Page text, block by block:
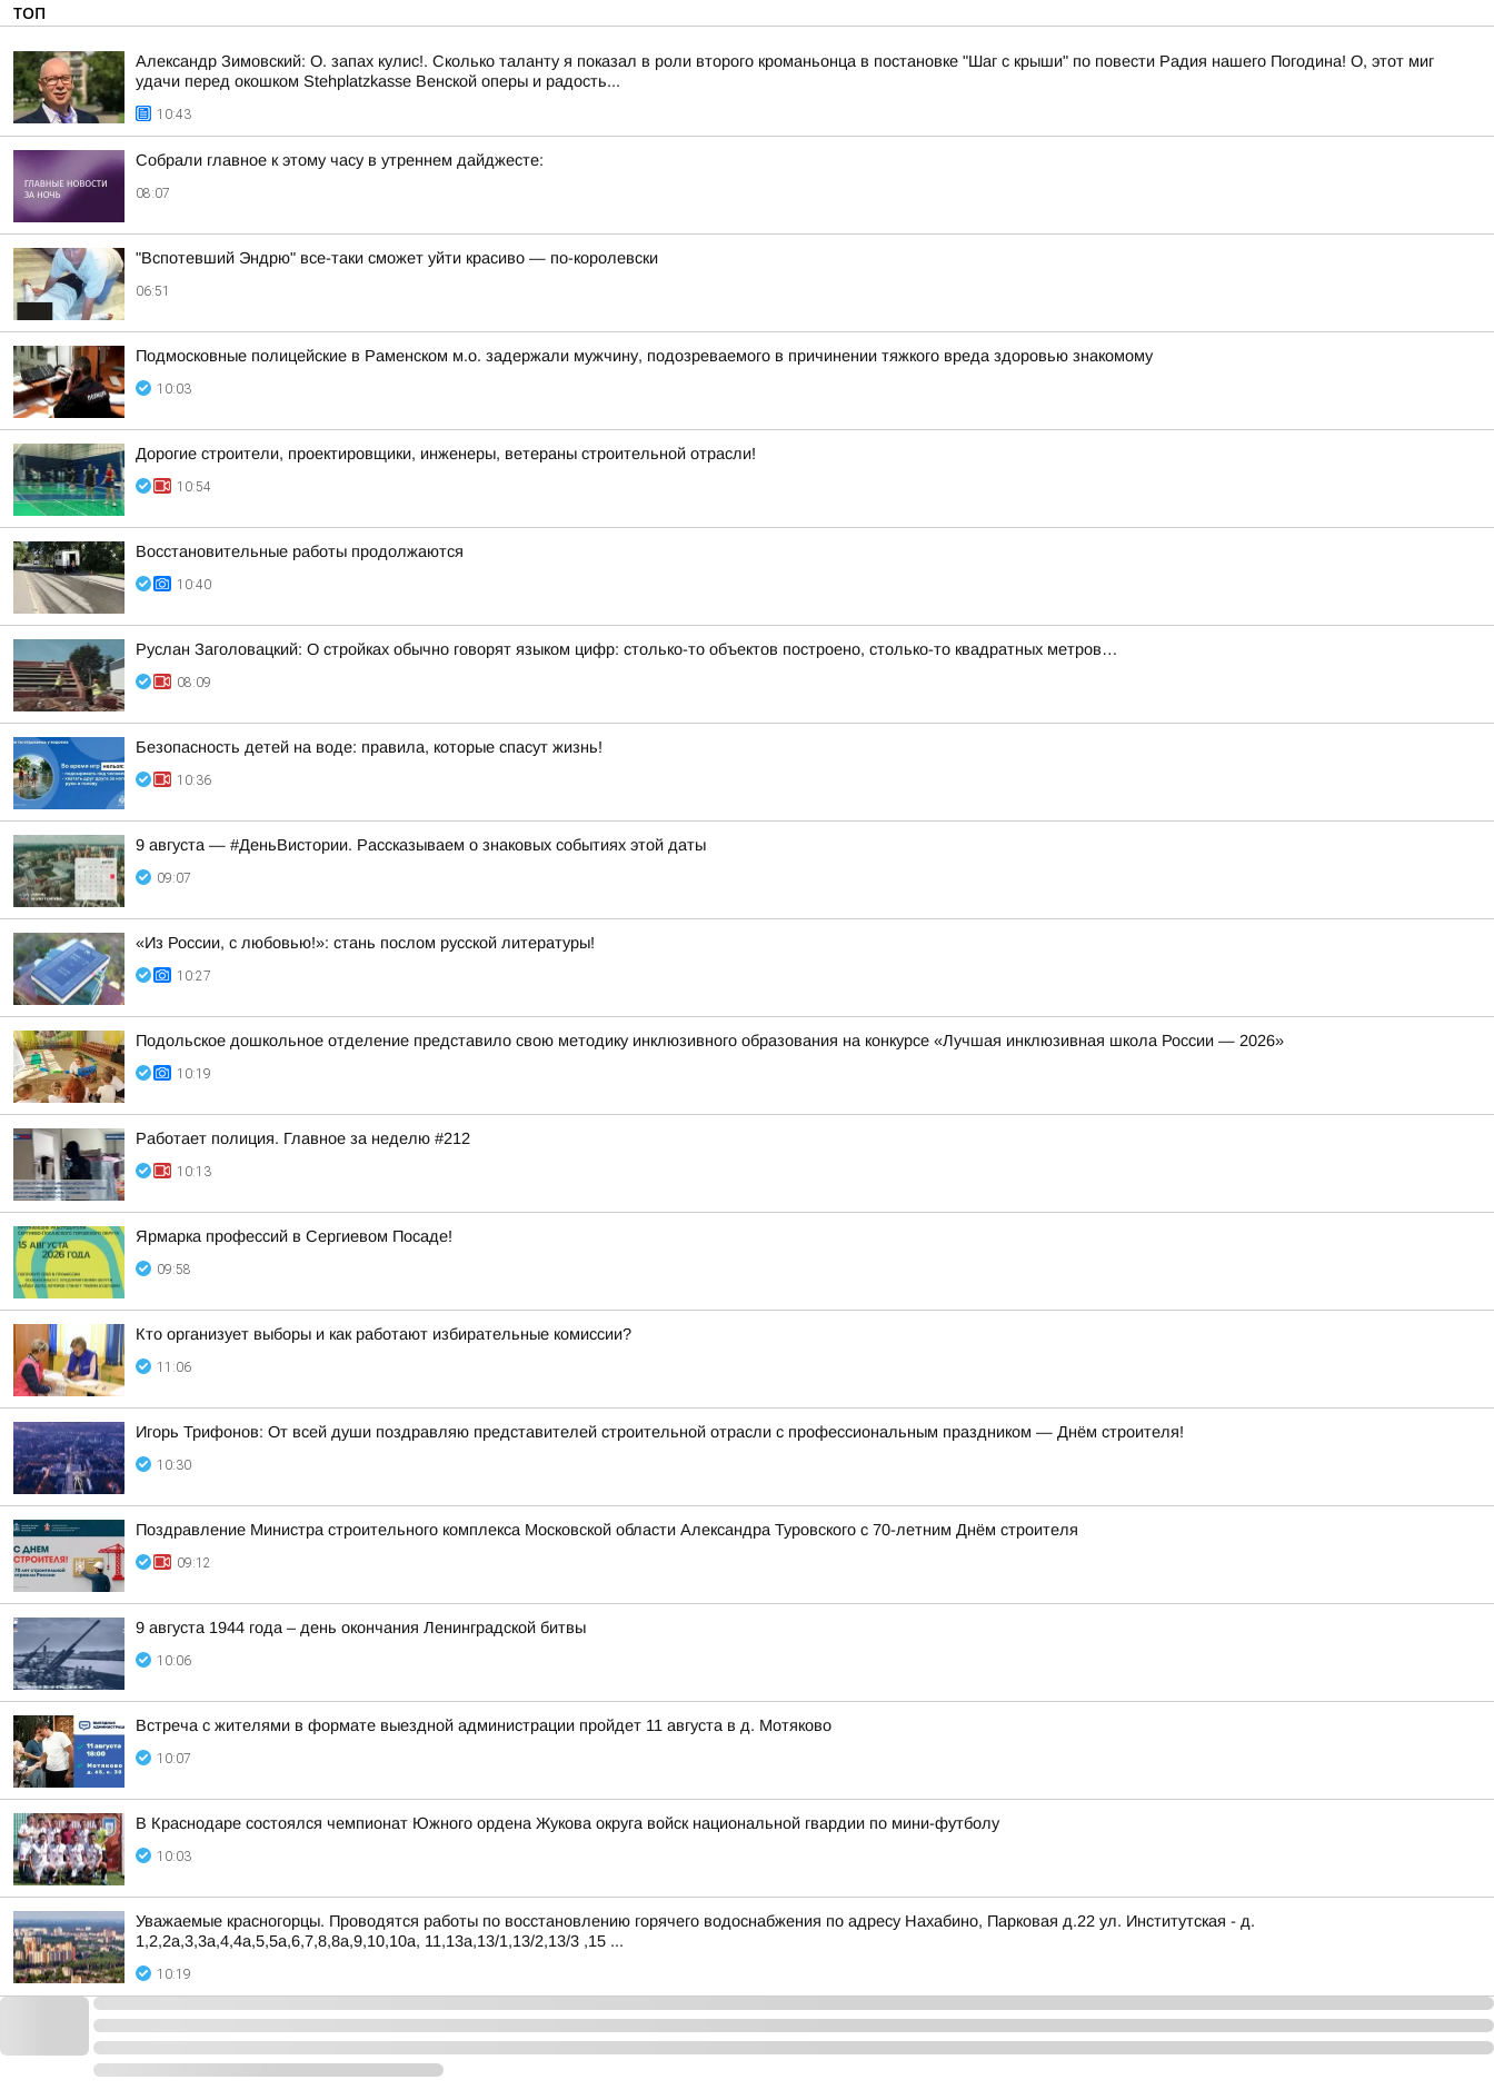
ТОП
Александр Зимовский: О. запах кулис!. Сколько таланту я показал в роли второго кроманьонца в постановке "Шаг с крыши" по повести Радия нашего Погодина! О, этот миг
удачи перед окошком Stehplatzkasse Венской оперы и радость...
10:43
Собрали главное к этому часу в утреннем дайджесте:
08:07
"Вспотевший Эндрю" все-таки сможет уйти красиво — по-королевски
06:51
Подмосковные полицейские в Раменском м.о. задержали мужчину, подозреваемого в причинении тяжкого вреда здоровью знакомому
10:03
Дорогие строители, проектировщики, инженеры, ветераны строительной отрасли!
10:54
Восстановительные работы продолжаются
10:40
Руслан Заголовацкий: О стройках обычно говорят языком цифр: столько-то объектов построено, столько-то квадратных метров…
08:09
Безопасность детей на воде: правила, которые спасут жизнь!
10:36
9 августа — #ДеньВистории. Рассказываем о знаковых событиях этой даты
09:07
«Из России, с любовью!»: стань послом русской литературы!
10:27
Подольское дошкольное отделение представило свою методику инклюзивного образования на конкурсе «Лучшая инклюзивная школа России — 2026»
10:19
Работает полиция. Главное за неделю #212
10:13
Ярмарка профессий в Сергиевом Посаде!
09:58
Кто организует выборы и как работают избирательные комиссии?
11:06
Игорь Трифонов: От всей души поздравляю представителей строительной отрасли с профессиональным праздником — Днём строителя!
10:30
Поздравление Министра строительного комплекса Московской области Александра Туровского с 70-летним Днём строителя
09:12
9 августа 1944 года – день окончания Ленинградской битвы
10:06
Встреча с жителями в формате выездной администрации пройдет 11 августа в д. Мотяково
10:07
В Краснодаре состоялся чемпионат Южного ордена Жукова округа войск национальной гвардии по мини-футболу
10:03
Уважаемые красногорцы. Проводятся работы по восстановлению горячего водоснабжения по адресу Нахабино, Парковая д.22 ул. Институтская - д.
1,2,2а,3,3а,4,4а,5,5а,6,7,8,8а,9,10,10а, 11,13а,13/1,13/2,13/3 ,15 ...
10:19